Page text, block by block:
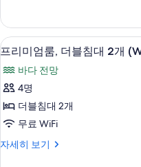
(Partial)
사
진
모
두
보
기
망
(Partial)
자
세
히
보
기
대
2
개,
발
코
니
사
진
더
블
침
2
개,
코
니
세
프
미
엄
룸,
블
7
프리미엄룸, 더블침대 2개
바다 전망
4명
더블침대 2개
무료 WiFi
자세히 보기
프